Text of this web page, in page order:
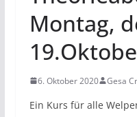
Montag,
6. Oktober 2020 Gesa
Ein Kurs für alle